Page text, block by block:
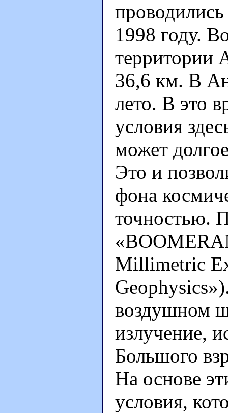
1998 году.
территории
36,6 км. В
лето. В это
условия
может
Это и
фона
точностью.
Millimetric
воздушном
излучение,
Большого
На основе
условия,